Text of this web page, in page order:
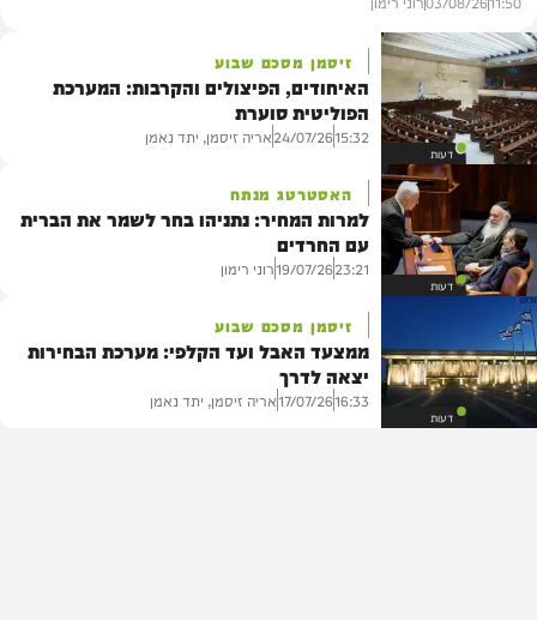
דעות
זיסמן מסכם שבוע
האיחודים, הפיצולים והקרבות: המערכת
הפוליטית סוערת
15:32
24/07/26אריה זיסמן, יתד נאמן
דעות
האסטרטג מנתח
למרות המחיר: נתניהו בחר לשמר את הברית
עם החרדים
23:21
19/07/26רוני רימון
דעות
זיסמן מסכם שבוע
ממצעד האבל ועד הקלפי: מערכת הבחירות
יצאה לדרך
16:33
17/07/26אריה זיסמן, יתד נאמן